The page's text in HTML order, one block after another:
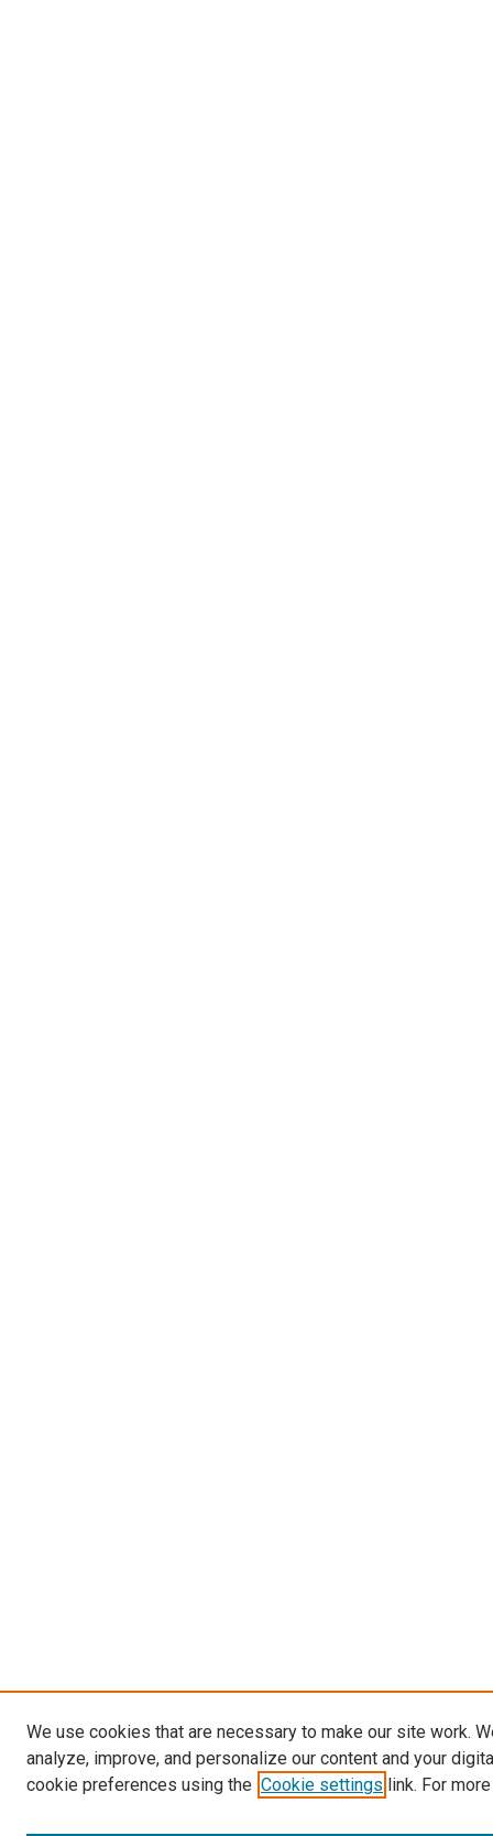
We use cookies that are necessary to make our site work.
analyze, improve, and personalize our content and your
cookie preferences using the Cookie settings link. For